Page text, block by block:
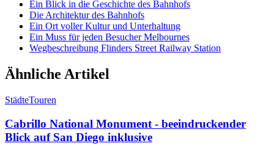
Ein Blick in die Geschichte des Bahnhofs
Die Architektur des Bahnhofs
Ein Ort voller Kultur und Unterhaltung
Ein Muss für jeden Besucher Melbournes
Wegbeschreibung Flinders Street Railway Station
Ähnliche Artikel
StädteTouren
Cabrillo National Monument - beeindruckender
Blick auf San Diego inklusive